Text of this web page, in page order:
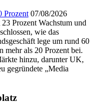
Prozent 07/08/2026
Prozent Wachstum und
wie das
lege um rund 60
mehr als 20 Prozent bei.
hinzu, darunter UK,
gegründete „Media